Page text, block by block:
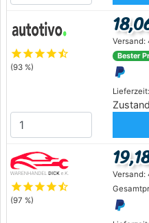
starstarstarstarstar_half
(93 %)
Versand:
Bester
starstarstarstarstar_half
(97 %)
Versand: